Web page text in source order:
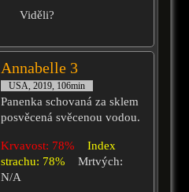
Viděli?
Annabelle 3
USA, 2019, 106min
Panenka schovaná za sklem
posvěcená svěcenou vodou.
Krvavost: 78%
Index
strachu: 78%
Mrtvých:
N/A